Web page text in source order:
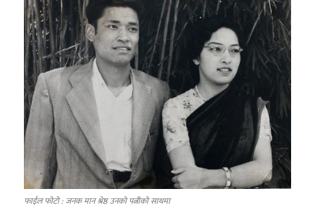
फाईल फोटो : जनक मान श्रेष्ठ उनको पत्नीको साथमा